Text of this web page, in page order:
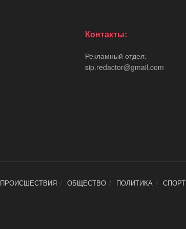
Контакты:
Рекламный отдел:
sip.redactor@gmail.com
ПРОИСШЕСТВИЯ ОБЩЕСТВО ПОЛИТИКА СПОРТ